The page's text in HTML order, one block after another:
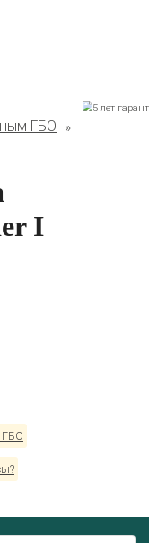
Hyundai
ГБО
I
ГБО